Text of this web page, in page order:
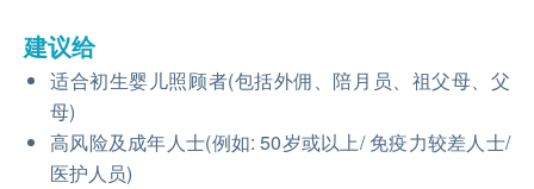
建议给
适合初生婴儿照顾者(包括外佣、陪月员、祖父母、父
母)
高风险及成年人士(例如: 50岁或以上/ 免疫力较差人士/
医护人员)